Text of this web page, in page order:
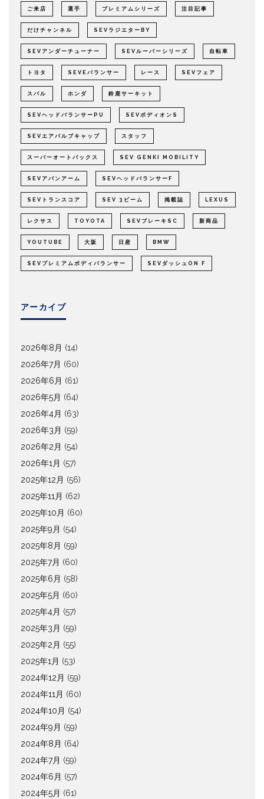
ご来店 選手 プレミアムシリーズ 注目記事
だけチャンネル SEVラジエターBY
SEVアンダーチューナー SEVルーパーシリーズ 自転車
トヨタ SEVEバランサー レース SEVフェア
スバル ホンダ 鈴鹿サーキット
SEVヘッドバランサーPU SEVボディオンS
SEVエアバルブキャップ スタッフ
スーパーオートバックス SEV GENKI MOBILITY
SEVアバンアーム SEVヘッドバランサーF
SEVトランスコア SEV 3ビーム 掲載誌 LEXUS
レクサス TOYOTA SEVブレーキSC 新商品
YOUTUBE 大阪 日産 BMW
SEVプレミアムボディバランサー SEVダッシュON F
アーカイブ
2026年8月 (14)
2026年7月 (60)
2026年6月 (61)
2026年5月 (64)
2026年4月 (63)
2026年3月 (59)
2026年2月 (54)
2026年1月 (57)
2025年12月 (56)
2025年11月 (62)
2025年10月 (60)
2025年9月 (54)
2025年8月 (59)
2025年7月 (60)
2025年6月 (58)
2025年5月 (60)
2025年4月 (57)
2025年3月 (59)
2025年2月 (55)
2025年1月 (53)
2024年12月 (59)
2024年11月 (60)
2024年10月 (54)
2024年9月 (59)
2024年8月 (64)
2024年7月 (59)
2024年6月 (57)
2024年5月 (61)